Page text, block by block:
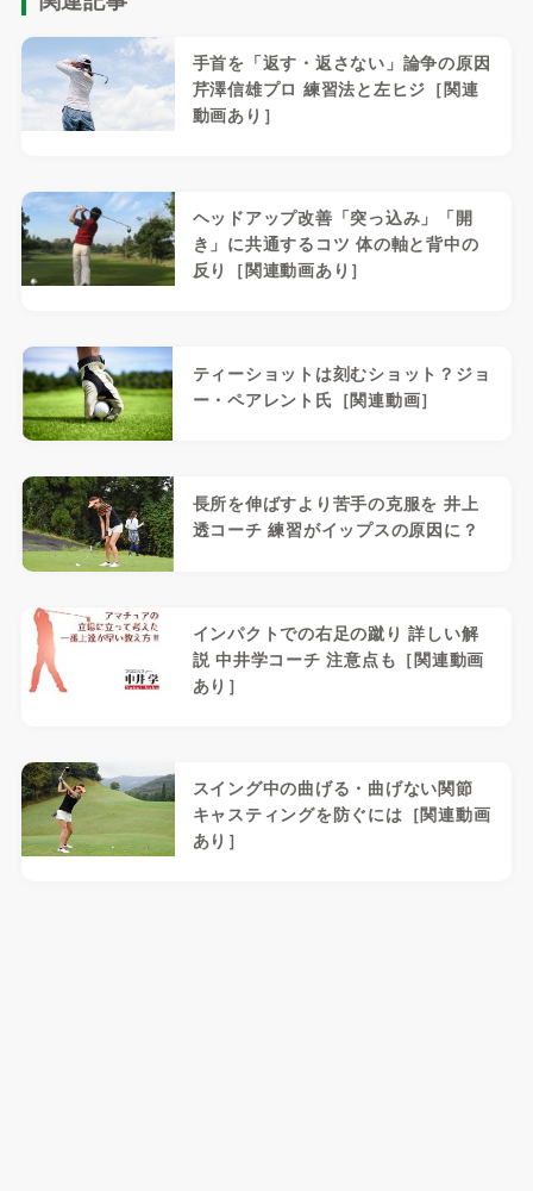
手首を「返す・返さない」論争の原因
芹澤信雄プロ 練習法と左ヒジ［関連
動画あり］
ヘッドアップ改善「突っ込み」「開
き」に共通するコツ 体の軸と背中の
反り［関連動画あり］
ティーショットは刻むショット？ジョ
ー・ペアレント氏［関連動画］
長所を伸ばすより苦手の克服を 井上
透コーチ 練習がイップスの原因に？
インパクトでの右足の蹴り 詳しい解
説 中井学コーチ 注意点も［関連動画
あり］
スイング中の曲げる・曲げない関節
キャスティングを防ぐには［関連動画
あり］